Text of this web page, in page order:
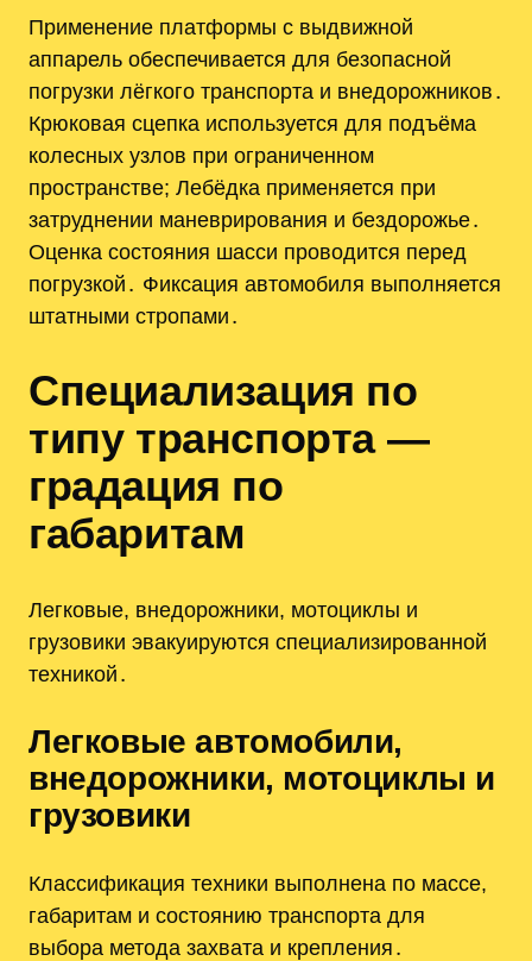
Применение платформы с выдвижной
аппарель обеспечивается для безопасной
погрузки лёгкого транспорта и внедорожников․
Крюковая сцепка используется для подъёма
колесных узлов при ограниченном
пространстве; Лебёдка применяется при
затруднении маневрирования и бездорожье․
Оценка состояния шасси проводится перед
погрузкой․ Фиксация автомобиля выполняется
штатными стропами․
Специализация по
типу транспорта —
градация по
габаритам
Легковые, внедорожники, мотоциклы и
грузовики эвакуируются специализированной
техникой․
Легковые автомобили,
внедорожники, мотоциклы и
грузовики
Классификация техники выполнена по массе,
габаритам и состоянию транспорта для
выбора метода захвата и крепления․